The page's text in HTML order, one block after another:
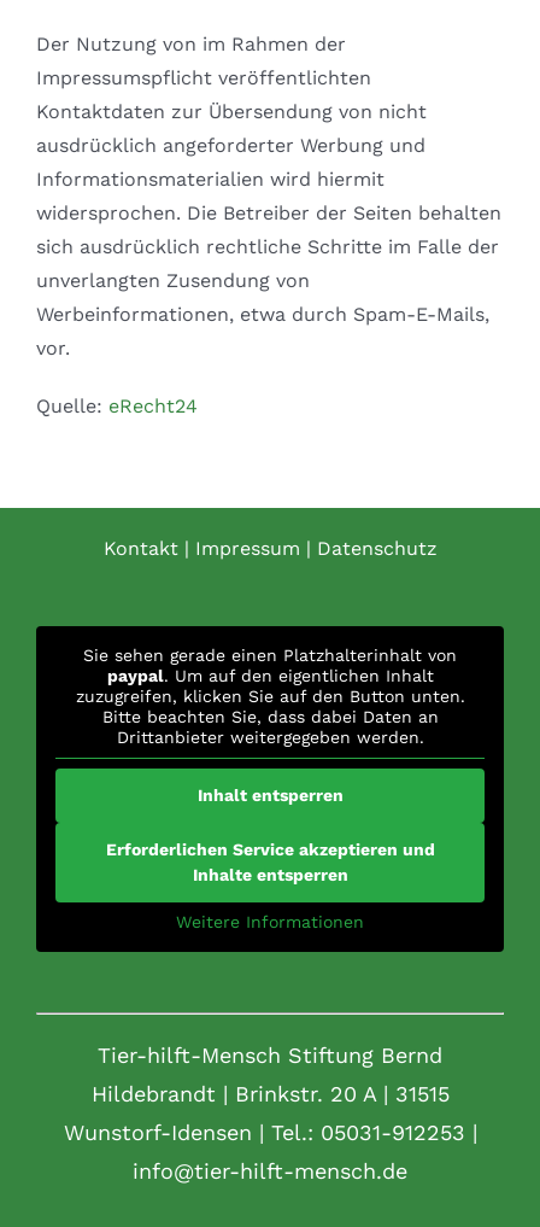
Der Nutzung von im Rahmen der
Impressumspflicht veröffentlichten
Kontaktdaten zur Übersendung von nicht
ausdrücklich angeforderter Werbung und
Informationsmaterialien wird hiermit
widersprochen. Die Betreiber der Seiten behalten
sich ausdrücklich rechtliche Schritte im Falle der
unverlangten Zusendung von
Werbeinformationen, etwa durch Spam-E-Mails,
vor.
Quelle: eRecht24
Kontakt| Impressum | Datenschutz
Sie sehen gerade einen Platzhalterinhalt von
paypal. Um auf den eigentlichen Inhalt
zuzugreifen, klicken Sie auf den Button unten.
Bitte beachten Sie, dass dabei Daten an
Drittanbieter weitergegeben werden.
Inhalt entsperren
Erforderlichen Service akzeptieren und
Inhalte entsperren
Weitere Informationen
Tier-hilft-Mensch Stiftung Bernd
Hildebrandt | Brinkstr. 20 A | 31515
Wunstorf-Idensen | Tel.: 05031-912253 |
info@tier-hilft-mensch.de